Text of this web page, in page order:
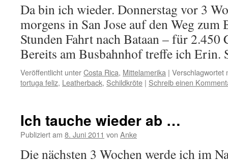
Da bin ich wieder. Donnerstag vor 3
morgens in San Jose auf den Weg zum
Stunden Fahrt nach Bataan – für 2.450
Bereits am Busbahnhof treffe ich
Veröffentlicht unterCosta Rica, Mittelamerika | Verschlagwortet
tortuga feliz, Leatherback, Schildkröte | Schreib einen
Ich tauche wieder ab …
Publiziert am 8. Juni 2011 von Anke
Die nächsten 3 Wochen werde ich im